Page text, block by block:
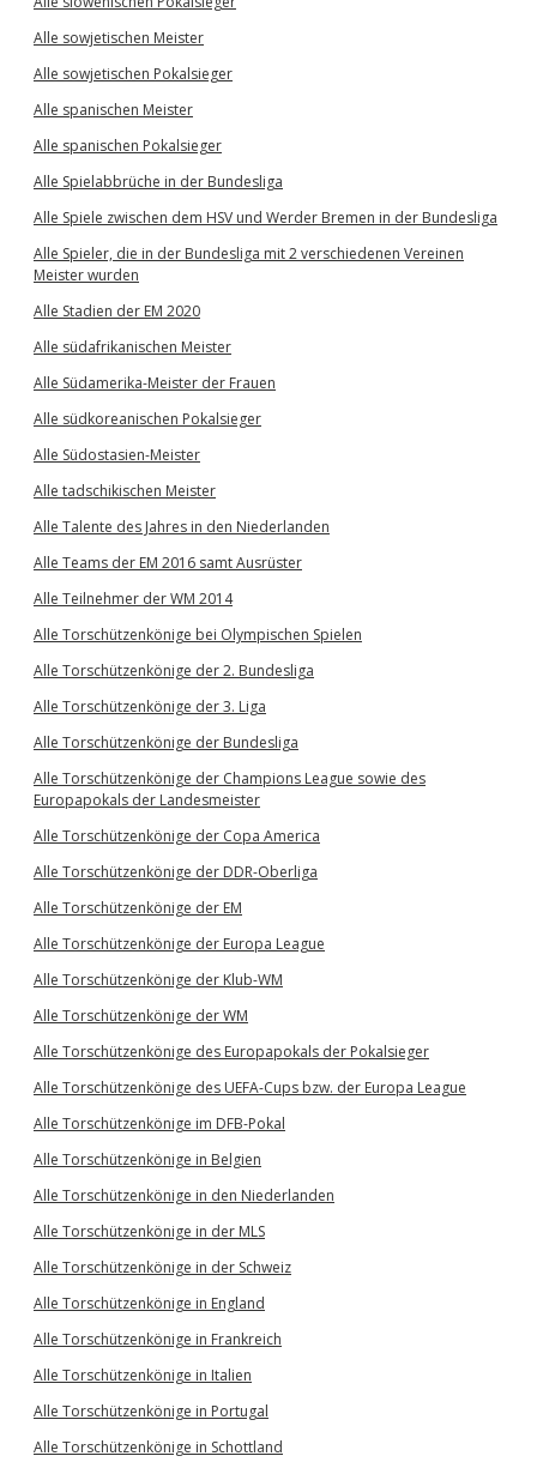
Alle sowjetischen Meister
Alle sowjetischen Pokalsieger
Alle spanischen Meister
Alle spanischen Pokalsieger
Alle Spielabbrüche in der Bundesliga
Alle Spiele zwischen dem HSV und Werder Bremen in der Bundesliga
Alle Spieler, die in der Bundesliga mit 2 verschiedenen Vereinen
Meister wurden
Alle Stadien der EM 2020
Alle südafrikanischen Meister
Alle Südamerika-Meister der Frauen
Alle südkoreanischen Pokalsieger
Alle Südostasien-Meister
Alle tadschikischen Meister
Alle Talente des Jahres in den Niederlanden
Alle Teams der EM 2016 samt Ausrüster
Alle Teilnehmer der WM 2014
Alle Torschützenkönige bei Olympischen Spielen
Alle Torschützenkönige der 2. Bundesliga
Alle Torschützenkönige der 3. Liga
Alle Torschützenkönige der Bundesliga
Alle Torschützenkönige der Champions League sowie des
Europapokals der Landesmeister
Alle Torschützenkönige der Copa America
Alle Torschützenkönige der DDR-Oberliga
Alle Torschützenkönige der EM
Alle Torschützenkönige der Europa League
Alle Torschützenkönige der Klub-WM
Alle Torschützenkönige der WM
Alle Torschützenkönige des Europapokals der Pokalsieger
Alle Torschützenkönige des UEFA-Cups bzw. der Europa League
Alle Torschützenkönige im DFB-Pokal
Alle Torschützenkönige in Belgien
Alle Torschützenkönige in den Niederlanden
Alle Torschützenkönige in der MLS
Alle Torschützenkönige in der Schweiz
Alle Torschützenkönige in England
Alle Torschützenkönige in Frankreich
Alle Torschützenkönige in Italien
Alle Torschützenkönige in Portugal
Alle Torschützenkönige in Schottland